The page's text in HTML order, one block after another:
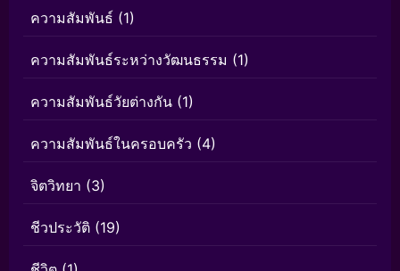
ความสัมพันธ์ (1)
ความสัมพันธ์ระหว่างวัฒนธรรม (1)
ความสัมพันธ์วัยต่างกัน (1)
ความสัมพันธ์ในครอบครัว (4)
จิตวิทยา (3)
ชีวประวัติ (19)